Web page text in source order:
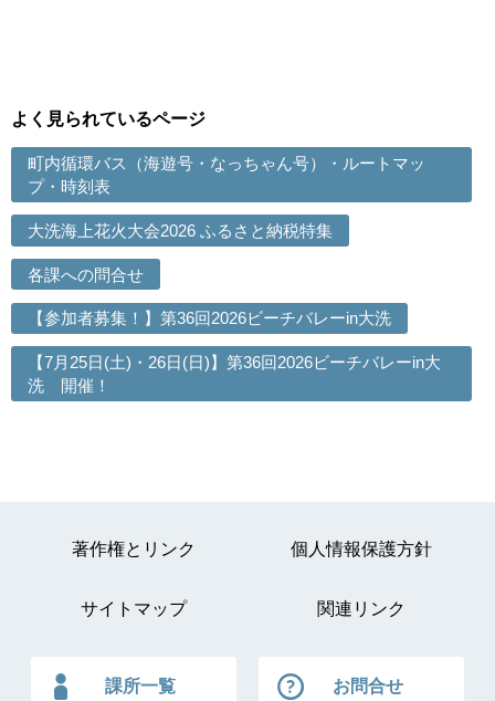
よく見られているページ
町内循環バス（海遊号・なっちゃん号）・ルートマッ
プ・時刻表
大洗海上花火大会2026 ふるさと納税特集
各課への問合せ
【参加者募集！】第36回2026ビーチバレーin大洗
【7月25日(土)・26日(日)】第36回2026ビーチバレーin大
洗 開催！
著作権とリンク 個人情報保護方針
サイトマップ 関連リンク
課所一覧 お問合せ